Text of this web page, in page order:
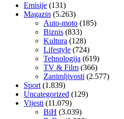
Emisije (131)
Magazin (5.263)
Auto-moto (185)
Biznis (833)
Kultura (128)
Lifestyle (724)
Tehnologija (619)
TV & Film (366)
Zanimljivosti (2.577)
Sport (1.839)
Uncategorized (129)
Vijesti (11.079)
BiH (3.039)